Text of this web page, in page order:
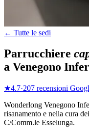
← Tutte le sedi
Parrucchiere
a Venegono
★4.7·207 recensioni
Wonderlong Venegono
risanamento e nella cura
C/Comm.le Esselunga.